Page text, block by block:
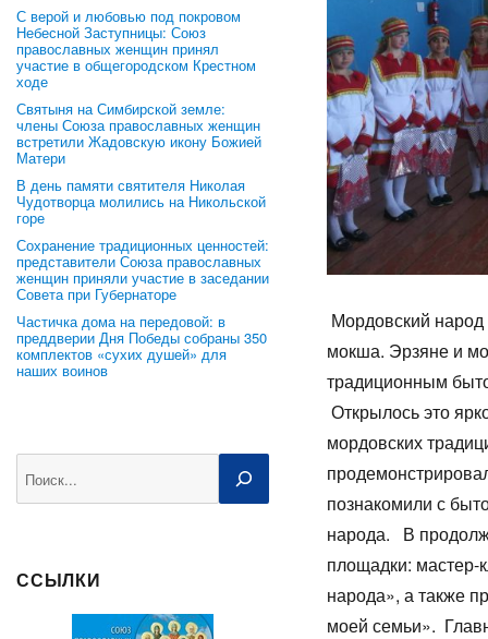
С верой и любовью под покровом
Небесной Заступницы: Союз
православных женщин принял
участие в общегородском Крестном
ходе
Святыня на Симбирской земле:
члены Союза православных женщин
встретили Жадовскую икону Божией
Матери
В день памяти святителя Николая
Чудотворца молились на Никольской
горе
Сохранение традиционных ценностей:
представители Союза православных
женщин приняли участие в заседании
Совета при Губернаторе
Частичка дома на передовой: в
преддверии Дня Победы собраны 350
комплектов «сухих душей» для
наших воинов
ССЫЛКИ
Мордовский народ
мокша. Эрзяне и
Открылось это
мордовских
познакомили с
народа. В
площадки: мастер-
народа», а также
моей семьи».